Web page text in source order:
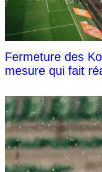
Fermeture des
mesure qui fait